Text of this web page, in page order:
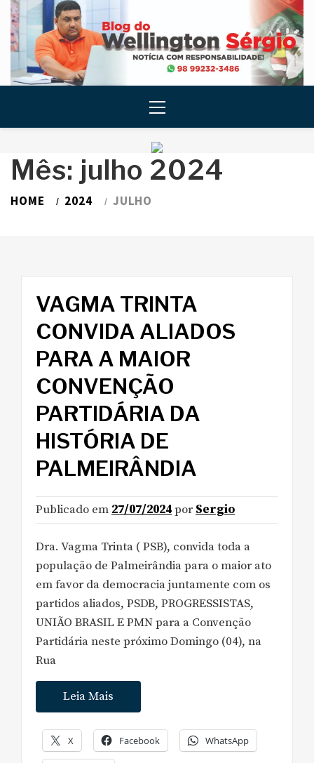
Skip
content
Menu
Mês: julho 2024
HOME 2024 JULHO
VAGMA TRINTA
CONVIDA ALIADOS
PARA A MAIOR
CONVENÇÃO
PARTIDÁRIA DA
HISTÓRIA DE
PALMEIRÂNDIA
Publicado em 27/07/2024por Sergio
Dra. Vagma Trinta ( PSB), convida toda a
população de Palmeirândia para o maior ato
em favor da democracia juntamente com os
partidos aliados, PSDB, PROGRESSISTAS,
UNIÃO BRASIL E PMN para a Convenção
Partidária neste próximo Domingo (04), na
Rua
Leia Mais
X Facebook WhatsApp